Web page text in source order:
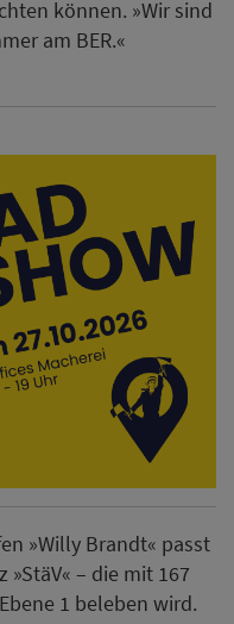
können. »Wir sind
am BER.«
»Willy Brandt« passt
»StäV« – die mit 167
1 beleben wird.